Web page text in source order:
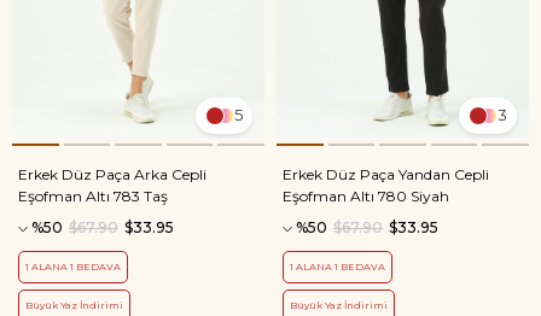
5
Erkek Düz Paça Arka Cepli
Eşofman Altı 783 Taş
%50
$33.95
$67.90
1 ALANA 1 BEDAVA
Büyük Yaz İndirimi
3
Erkek Düz Paça Yandan Cepli
Eşofman Altı 780 Siyah
%50
$33.95
$67.90
1 ALANA 1 BEDAVA
Büyük Yaz İndirimi